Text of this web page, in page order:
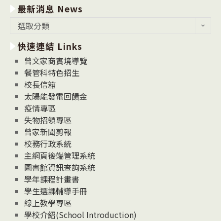
最新消息 News
消
息
News
選取分類
快速連結 Links
曾文家商實境導覽
餐管科特色招生
校長信箱
太陽能發電回饋金
疫情專區
失物招領專區
曾家新聞剪報
校務行政系統
主網頁後端管理系統
圖書館資訊查詢系統
學年課程計畫書
學生選課輔導手冊
線上教學專區
學校介紹(School Introduction)